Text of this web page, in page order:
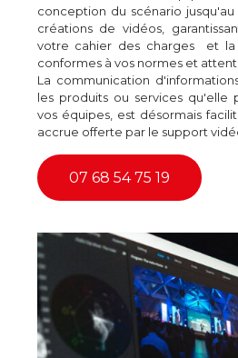
conception du scénario
créations de vidéos,
votre cahier des charges et la
conformes à vos normes et
La communication
les produits ou services qu'elle
vos équipes, est désormais
accrue offerte par le support
07 68 54 75 19